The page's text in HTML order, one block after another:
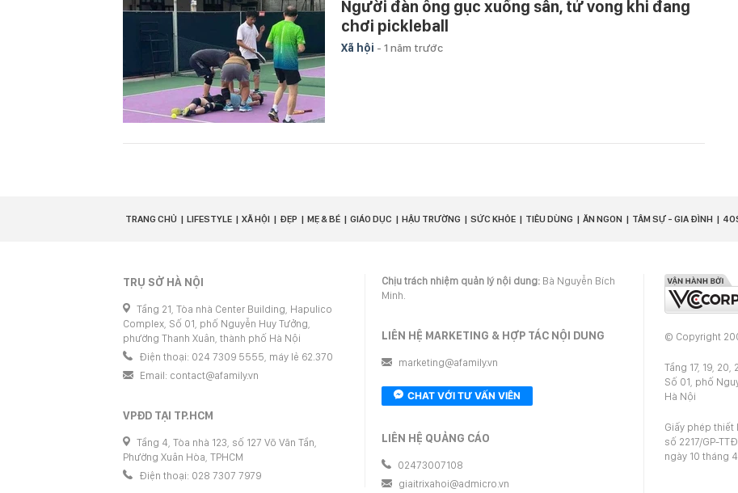
Người đàn ông gục xuống sân, tử vong khi đang
chơi pickleball
Xã hội - 1 năm trước
TRANG CHỦ LIFESTYLE XÃ HỘI ĐẸP MẸ & BÉ GIÁO DỤC HẬU TRƯỜNG SỨC KHỎE TIÊU DÙNG ĂN NGON TÂM SỰ - GIA ĐÌNH
TRỤ SỞ HÀ NỘI
Tầng 21, Tòa nhà Center Building, Hapulico
Complex, Số 01, phố Nguyễn Huy Tưởng,
phường Thanh Xuân, thành phố Hà Nội
Điện thoại: 024 7309 5555, máy lẻ 62.370
Email: contact@afamily.vn
VPĐD TẠI TP.HCM
Tầng 4, Tòa nhà 123, số 127 Võ Văn Tần,
Phường Xuân Hòa, TPHCM
Điện thoại: 028 7307 7979
Chịu trách nhiệm quản lý nội dung: Bà Nguyễn Bích
Minh.
LIÊN HỆ MARKETING & HỢP TÁC NỘI DUNG
marketing@afamily.vn
CHAT VỚI TƯ VẤN VIÊN
LIÊN HỆ QUẢNG CÁO
02473007108
giaitrixahoi@admicro.vn
© Copyright
Tầng 17, 19,
Số 01, phố
Hà Nội
Giấy phép
số 2217/GP-
ngày 10 tháng